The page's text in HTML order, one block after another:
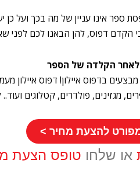
ספר אינו עניין של מה בכך
הקדם דפוס, להן הבאנו לכם
הקלדה של הספר
בדפוס איילון! דפוס איילון
מגזינים, פולדרים, קטלוגים
מפורט להצעת מחיר >
או שלחו טופס הצעת